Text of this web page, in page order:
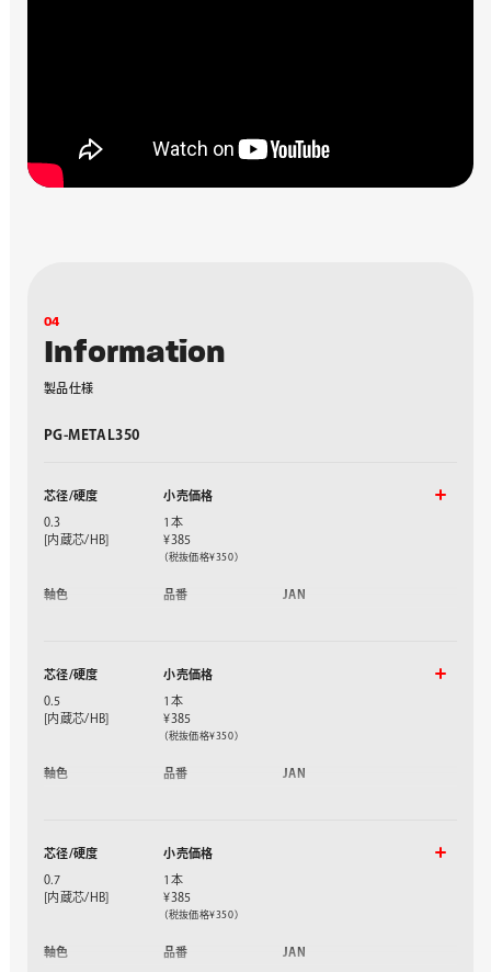
04
Information
製品仕様
PG-METAL350
芯径/硬度
0.3
[内蔵芯/HB]
小売価格
1本
¥385
（税抜価格¥350）
軸色 品番 JAN
クリアピンク軸
PG313-TP
クリアブルー軸
PG313-TS
クリアホワイト軸
PG313-TW
芯径/硬度
0.5
[内蔵芯/HB]
小売価格
1本
¥385
（税抜価格¥350）
軸色 品番 JAN
クリアレッド軸
PG315-TB
クリアピンク軸
PG315-TP
クリアホワイト軸
PG315-TW
芯径/硬度
0.7
[内蔵芯/HB]
小売価格
1本
¥385
（税抜価格¥350）
軸色 品番 JAN